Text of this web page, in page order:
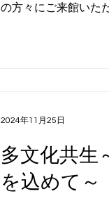
の方々にご来館い
多文化共生
を込めて～
2024年11月25日